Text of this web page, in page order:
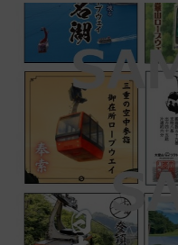
「身の回り品」新サイズ制限
(40×30×20cm)おさらい